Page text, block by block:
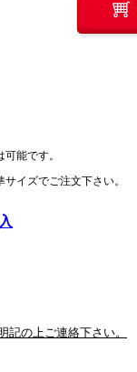
能です。
イズでご注文下さい。
の上ご連絡下さい。